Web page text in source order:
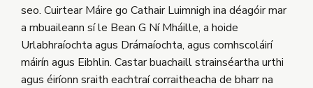
seo. Cuirtear Máire go Cathair Luimnigh ina déagóir mar
a mbuaileann sí le Bean G Ní Mháille, a hoide
Urlabhraíochta agus Drámaíochta, agus comhscoláirí
máirín agus Eibhlin. Castar buachaill strainséartha urthi
agus éiríonn sraith eachtraí corraitheacha de bharr na